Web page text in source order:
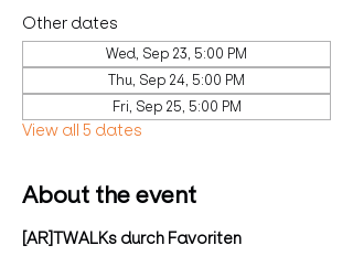
Other dates
Wed, Sep 23, 5:00 PM
Thu, Sep 24, 5:00 PM
Fri, Sep 25, 5:00 PM
View all 5 dates
About the event
[AR]TWALKs durch Favoriten